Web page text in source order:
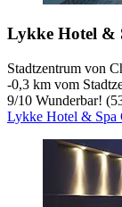
Lykke Hotel &
Stadtzentrum von
‐0,3 km vom
9/10 Wunderbar!
Lykke Hotel & Spa